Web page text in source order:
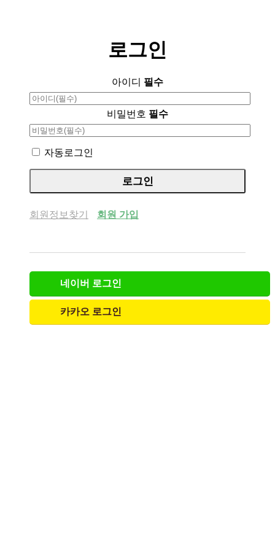
로그인
아이디 필수
비밀번호 필수
자동로그인
회원정보찾기 회원 가입
네이버 로그인
카카오 로그인